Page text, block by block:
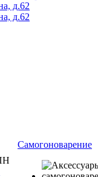
д.62
д.62
Самогоноварение